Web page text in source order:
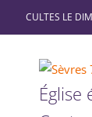
Passer
au
CULTES LE
Église